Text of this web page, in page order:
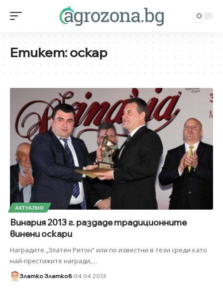
Етикет:оскар
АКТУАЛНО
Винария 2013 г. раздаде традиционните
винени оскари
Наградите „Златен Ритон“ или по известни в тези среди като
най-престижите награди,…
Златко Златков 04.04.2013